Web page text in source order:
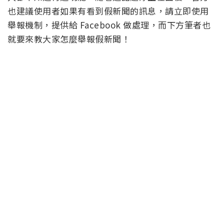
也建議使用者如果有看到假新聞的訊息，請立即使用
舉報機制，提供給 Facebook 做處理，而下方筆者也
就要來教大家怎麼舉報假新聞！